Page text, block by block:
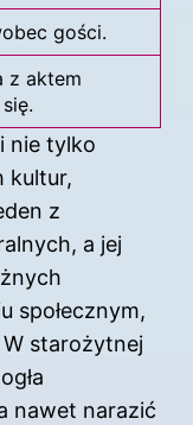
gości.
z aktem
nie tylko
kultur,
z
a jej
społecznym,
starożytnej
nawet narazić